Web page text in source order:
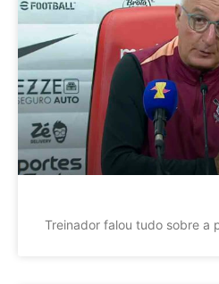
Treinador falou tudo sobre a